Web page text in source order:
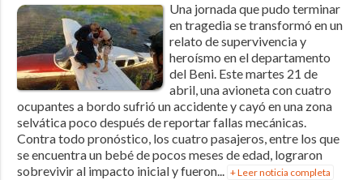
Una jornada que pudo terminar
en tragedia se transformó en un
relato de supervivencia y
heroísmo en el departamento
del Beni. Este martes 21 de
abril, una avioneta con cuatro
ocupantes a bordo sufrió un accidente y cayó en una zona
selvática poco después de reportar fallas mecánicas.
Contra todo pronóstico, los cuatro pasajeros, entre los que
se encuentra un bebé de pocos meses de edad, lograron
sobrevivir al impacto inicial y fueron... + Leer noticia completa